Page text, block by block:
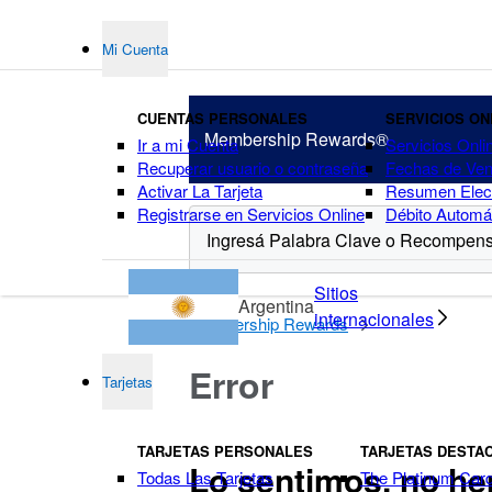
Mi Cuenta
CUENTAS PERSONALES
Ir a mi Cuenta
Recuperar usuario o contraseña
Activar La Tarjeta
Registrarse en Servicios Online
SERVICIOS
Servicios
Fechas de
Resumen
Débito
Argentina
Sitios
internacionales
Tarjetas
TARJETAS PERSONALES
Todas Las Tarjetas
TARJETAS
The Platinum
Membership Rewards®
puntos
Membership Rewards
Error
Lo sentimos, no